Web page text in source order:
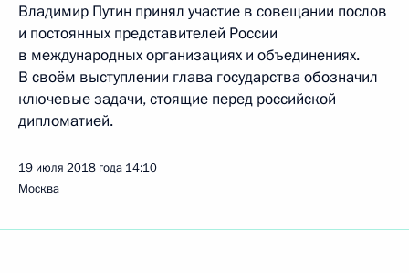
Владимир Путин принял участие в совещании послов
и постоянных представителей России
в международных организациях и объединениях.
В своём выступлении глава государства обозначил
ключевые задачи, стоящие перед российской
дипломатией.
19 июля 2018 года 14:10
Москва